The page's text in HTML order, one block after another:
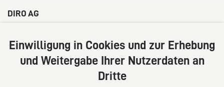
DIRO AG
20354 Hamburg
Deutschland
Tel: +49 (0) 40 41352231
Einwilligung in Cookies und zur Erhebung
und Weitergabe Ihrer Nutzerdaten an
Dritte